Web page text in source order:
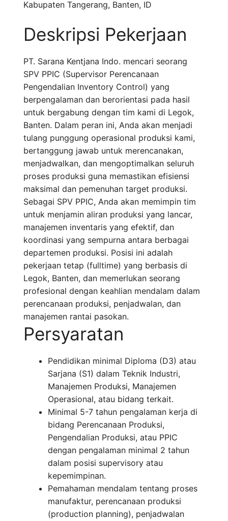
Kabupaten Tangerang, Banten, ID
Deskripsi Pekerjaan
PT. Sarana Kentjana Indo. mencari seorang
SPV PPIC (Supervisor Perencanaan
Pengendalian Inventory Control) yang
berpengalaman dan berorientasi pada hasil
untuk bergabung dengan tim kami di Legok,
Banten. Dalam peran ini, Anda akan menjadi
tulang punggung operasional produksi kami,
bertanggung jawab untuk merencanakan,
menjadwalkan, dan mengoptimalkan seluruh
proses produksi guna memastikan efisiensi
maksimal dan pemenuhan target produksi.
Sebagai SPV PPIC, Anda akan memimpin tim
untuk menjamin aliran produksi yang lancar,
manajemen inventaris yang efektif, dan
koordinasi yang sempurna antara berbagai
departemen produksi. Posisi ini adalah
pekerjaan tetap (fulltime) yang berbasis di
Legok, Banten, dan memerlukan seorang
profesional dengan keahlian mendalam dalam
perencanaan produksi, penjadwalan, dan
manajemen rantai pasokan.
Persyaratan
Pendidikan minimal Diploma (D3) atau
Sarjana (S1) dalam Teknik Industri,
Manajemen Produksi, Manajemen
Operasional, atau bidang terkait.
Minimal 5-7 tahun pengalaman kerja di
bidang Perencanaan Produksi,
Pengendalian Produksi, atau PPIC
dengan pengalaman minimal 2 tahun
dalam posisi supervisory atau
kepemimpinan.
Pemahaman mendalam tentang proses
manufaktur, perencanaan produksi
(production planning), penjadwalan